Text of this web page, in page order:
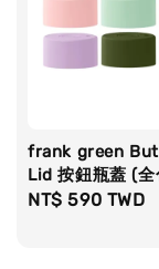
frank green
Lid 按鈕瓶蓋 (全
Regular
NT$ 590 TWD